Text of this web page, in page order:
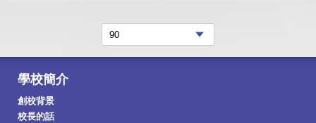
學校簡介
創校背景
校長的話